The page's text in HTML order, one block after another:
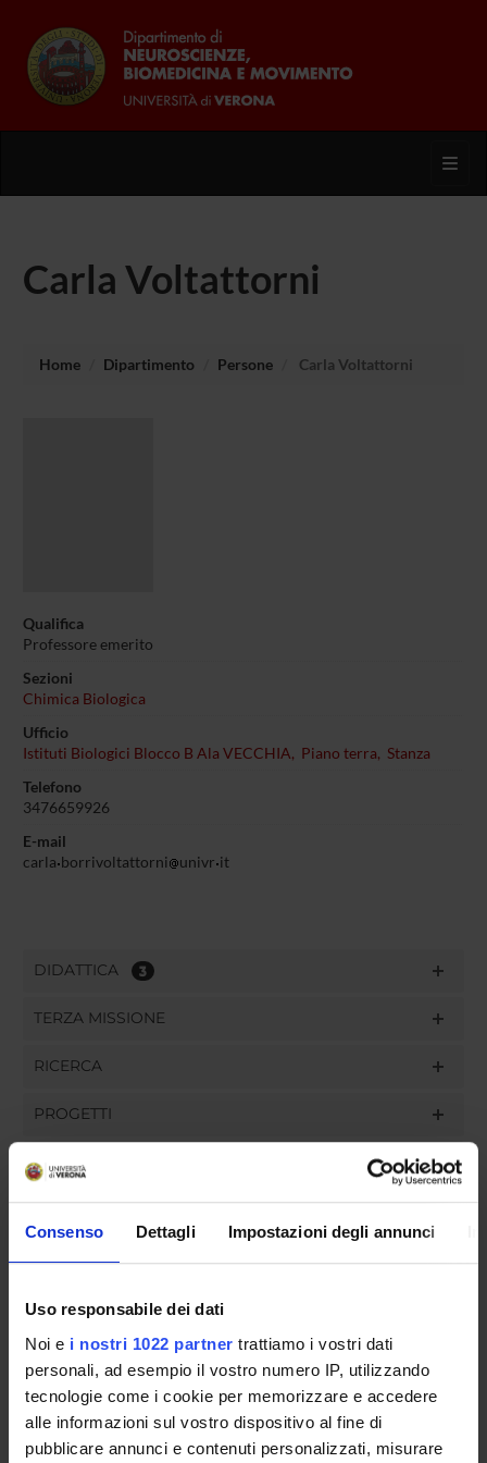
Consenso Dettagli Impostazioni degli annunci
Uso responsabile dei dati
Noi e i nostri 1022 partner trattiamo i vostri dati
personali, ad esempio il vostro numero IP, utilizzando
tecnologie come i cookie per memorizzare e accedere
alle informazioni sul vostro dispositivo al fine di
pubblicare annunci e contenuti personalizzati, misurare
Carla Voltattorni
Home Dipartimento Persone Carla Voltattorni
Qualifica
Professore emerito
Sezioni
Chimica Biologica
Ufficio
Istituti Biologici Blocco B Ala VECCHIA, Piano terra, Stanza
Telefono
3476659926
E-mail
carla borrivoltattorni univr it
DIDATTICA 3
TERZA MISSIONE
RICERCA
PROGETTI
PUBBLICAZIONI
INCARICHI
GOVERNANCE
COMMISSIONI